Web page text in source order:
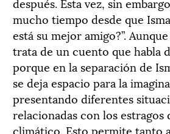
mucho tiempo desde que
está su mejor amigo?”.
trata de un cuento que habla
porque en la separación de
se deja espacio para la
presentando diferentes
relacionadas con los estragos
climático. Esto permite tanto